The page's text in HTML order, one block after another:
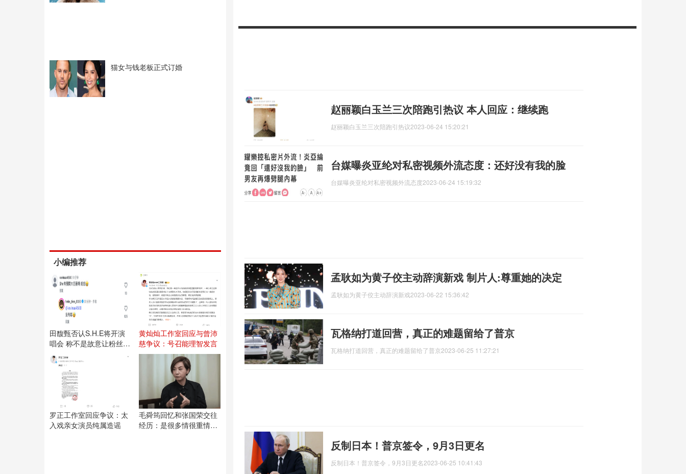
猫女与钱老板正式订婚
小编推荐
田馥甄否认S.H.E将开演
唱会 称不是故意让粉丝失
望
黄灿灿工作室回应与曾沛
慈争议：号召能理智发言
罗正工作室回应争议：太
入戏亲女演员纯属造谣
毛舜筠回忆和张国荣交往
经历：是很多情很重情的
赵丽颖白玉兰三次陪跑引热议 本人回应：继续跑
赵丽颖白玉兰三次陪跑引热议2023-06-24 15:20:21
台媒曝炎亚纶对私密视频外流态度：还好没有我的脸
台媒曝炎亚纶对私密视频外流态度2023-06-24 15:19:32
孟耿如为黄子佼主动辞演新戏 制片人:尊重她的决定
孟耿如为黄子佼主动辞演新戏2023-06-22 15:36:42
瓦格纳打道回营，真正的难题留给了普京
瓦格纳打道回营，真正的难题留给了普京2023-06-25 11:27:21
反制日本！普京签令，9月3日更名
反制日本！普京签令，9月3日更名2023-06-25 10:41:43